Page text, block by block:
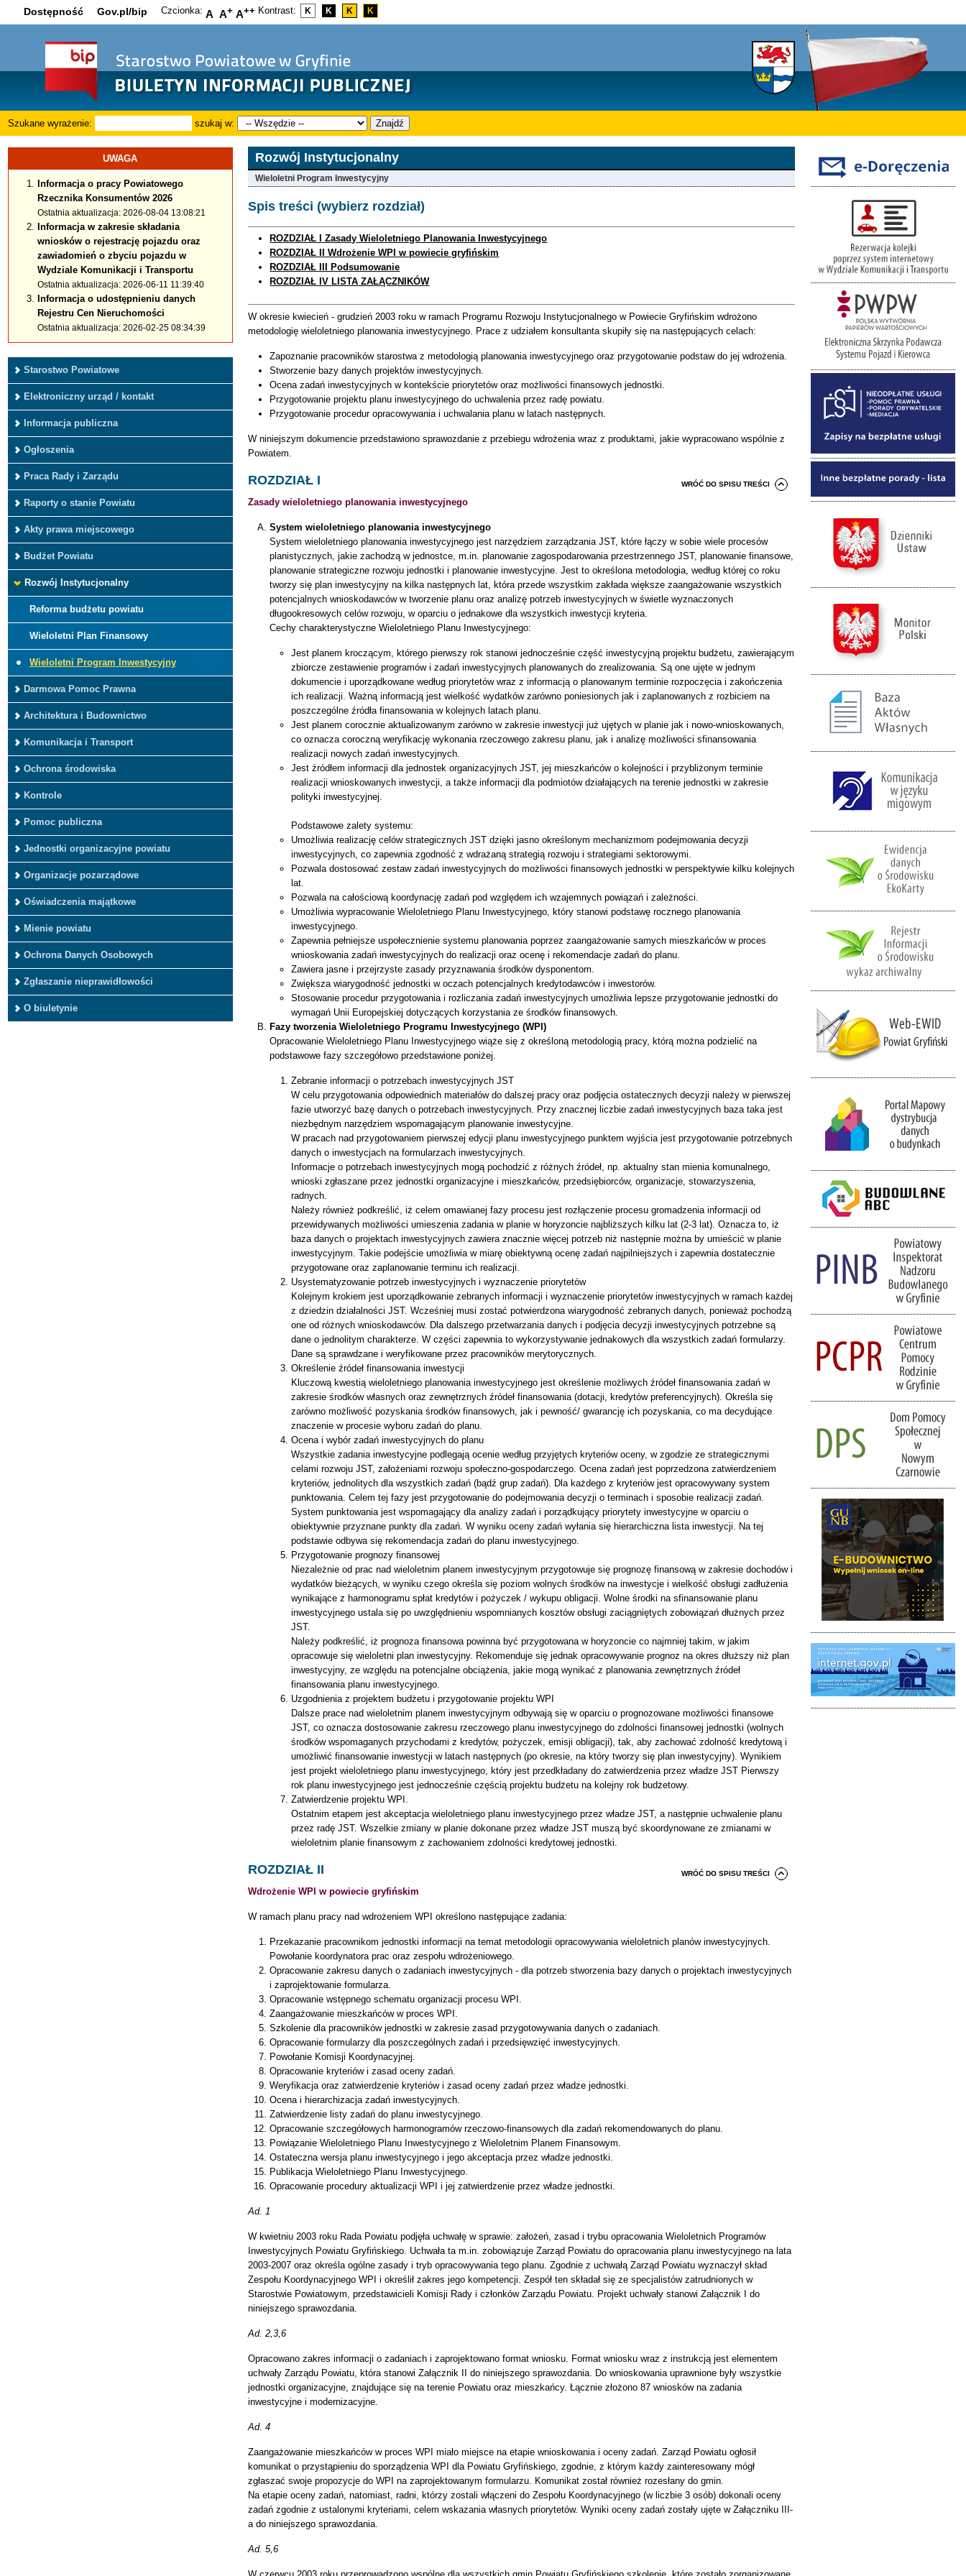
Dostępność Gov.pl/bip Czcionka: A A+ A++ Kontrast: K K K K
Szukane wyrażenie: szukaj w: Znajdź
UWAGA
Informacja o pracy Powiatowego
Rzecznika Konsumentów 2026
Ostatnia aktualizacja: 2026-08-04 13:08:21
Informacja w zakresie składania
wniosków o rejestrację pojazdu oraz
zawiadomień o zbyciu pojazdu w
Wydziale Komunikacji i Transportu
Ostatnia aktualizacja: 2026-06-11 11:39:40
Informacja o udostępnieniu danych
Rejestru Cen Nieruchomości
Ostatnia aktualizacja: 2026-02-25 08:34:39
Starostwo Powiatowe
Elektroniczny urząd / kontakt
Informacja publiczna
Ogłoszenia
Praca Rady i Zarządu
Raporty o stanie Powiatu
Akty prawa miejscowego
Budżet Powiatu
Rozwój Instytucjonalny
Reforma budżetu powiatu
Wieloletni Plan Finansowy
Wieloletni Program Inwestycyjny
Darmowa Pomoc Prawna
Architektura i Budownictwo
Komunikacja i Transport
Ochrona środowiska
Kontrole
Pomoc publiczna
Jednostki organizacyjne powiatu
Organizacje pozarządowe
Oświadczenia majątkowe
Mienie powiatu
Ochrona Danych Osobowych
Zgłaszanie nieprawidłowości
O biuletynie
Rozwój Instytucjonalny
Wieloletni Program Inwestycyjny
Spis treści (wybierz rozdział)
ROZDZIAŁ I Zasady Wieloletniego Planowania Inwestycyjnego
ROZDZIAŁ II Wdrożenie WPI w powiecie gryfińskim
ROZDZIAŁ III Podsumowanie
ROZDZIAŁ IV LISTA ZAŁĄCZNIKÓW
W okresie kwiecień - grudzień 2003 roku w ramach Programu Rozwoju Instytucjonalnego w Powiecie Gryfińskim wdrożono
metodologię wieloletniego planowania inwestycyjnego. Prace z udziałem konsultanta skupiły się na następujących celach:
Zapoznanie pracowników starostwa z metodologią planowania inwestycyjnego oraz przygotowanie podstaw do jej wdrożenia.
Stworzenie bazy danych projektów inwestycyjnych.
Ocena zadań inwestycyjnych w kontekście priorytetów oraz możliwości finansowych jednostki.
Przygotowanie projektu planu inwestycyjnego do uchwalenia przez radę powiatu.
Przygotowanie procedur opracowywania i uchwalania planu w latach następnych.
W niniejszym dokumencie przedstawiono sprawozdanie z przebiegu wdrożenia wraz z produktami, jakie wypracowano wspólnie z
Powiatem.
WRÓĆ DO SPISU TREŚCI
ROZDZIAŁ I
Zasady wieloletniego planowania inwestycyjnego
System wieloletniego planowania inwestycyjnego
System wieloletniego planowania inwestycyjnego jest narzędziem zarządzania JST, które łączy w sobie wiele procesów
planistycznych, jakie zachodzą w jednostce, m.in. planowanie zagospodarowania przestrzennego JST, planowanie finansowe,
planowanie strategiczne rozwoju jednostki i planowanie inwestycyjne. Jest to określona metodologia, według której co roku
tworzy się plan inwestycyjny na kilka następnych lat, która przede wszystkim zakłada większe zaangażowanie wszystkich
potencjalnych wnioskodawców w tworzenie planu oraz analizę potrzeb inwestycyjnych w świetle wyznaczonych
długookresowych celów rozwoju, w oparciu o jednakowe dla wszystkich inwestycji kryteria.
Cechy charakterystyczne Wieloletniego Planu Inwestycyjnego:
Jest planem kroczącym, którego pierwszy rok stanowi jednocześnie część inwestycyjną projektu budżetu, zawierającym
zbiorcze zestawienie programów i zadań inwestycyjnych planowanych do zrealizowania. Są one ujęte w jednym
dokumencie i uporządkowane według priorytetów wraz z informacją o planowanym terminie rozpoczęcia i zakończenia
ich realizacji. Ważną informacją jest wielkość wydatków zarówno poniesionych jak i zaplanowanych z rozbiciem na
poszczególne źródła finansowania w kolejnych latach planu.
Jest planem corocznie aktualizowanym zarówno w zakresie inwestycji już ujętych w planie jak i nowo-wnioskowanych,
co oznacza coroczną weryfikację wykonania rzeczowego zakresu planu, jak i analizę możliwości sfinansowania
realizacji nowych zadań inwestycyjnych.
Jest źródłem informacji dla jednostek organizacyjnych JST, jej mieszkańców o kolejności i przybliżonym terminie
realizacji wnioskowanych inwestycji, a także informacji dla podmiotów działających na terenie jednostki w zakresie
polityki inwestycyjnej.
Podstawowe zalety systemu:
Umożliwia realizację celów strategicznych JST dzięki jasno określonym mechanizmom podejmowania decyzji
inwestycyjnych, co zapewnia zgodność z wdrażaną strategią rozwoju i strategiami sektorowymi.
Pozwala dostosować zestaw zadań inwestycyjnych do możliwości finansowych jednostki w perspektywie kilku kolejnych
lat.
Pozwala na całościową koordynację zadań pod względem ich wzajemnych powiązań i zależności.
Umożliwia wypracowanie Wieloletniego Planu Inwestycyjnego, który stanowi podstawę rocznego planowania
inwestycyjnego.
Zapewnia pełniejsze uspołecznienie systemu planowania poprzez zaangażowanie samych mieszkańców w proces
wnioskowania zadań inwestycyjnych do realizacji oraz ocenę i rekomendacje zadań do planu.
Zawiera jasne i przejrzyste zasady przyznawania środków dysponentom.
Zwiększa wiarygodność jednostki w oczach potencjalnych kredytodawców i inwestorów.
Stosowanie procedur przygotowania i rozliczania zadań inwestycyjnych umożliwia lepsze przygotowanie jednostki do
wymagań Unii Europejskiej dotyczących korzystania ze środków finansowych.
Fazy tworzenia Wieloletniego Programu Inwestycyjnego (WPI)
Opracowanie Wieloletniego Planu Inwestycyjnego wiąże się z określoną metodologią pracy, którą można podzielić na
podstawowe fazy szczegółowo przedstawione poniżej.
Zebranie informacji o potrzebach inwestycyjnych JST
W celu przygotowania odpowiednich materiałów do dalszej pracy oraz podjęcia ostatecznych decyzji należy w pierwszej
fazie utworzyć bazę danych o potrzebach inwestycyjnych. Przy znacznej liczbie zadań inwestycyjnych baza taka jest
niezbędnym narzędziem wspomagającym planowanie inwestycyjne.
W pracach nad przygotowaniem pierwszej edycji planu inwestycyjnego punktem wyjścia jest przygotowanie potrzebnych
danych o inwestycjach na formularzach inwestycyjnych.
Informacje o potrzebach inwestycyjnych mogą pochodzić z różnych źródeł, np. aktualny stan mienia komunalnego,
wnioski zgłaszane przez jednostki organizacyjne i mieszkańców, przedsiębiorców, organizacje, stowarzyszenia,
radnych.
Należy również podkreślić, iż celem omawianej fazy procesu jest rozłączenie procesu gromadzenia informacji od
przewidywanych możliwości umieszenia zadania w planie w horyzoncie najbliższych kilku lat (2-3 lat). Oznacza to, iż
baza danych o projektach inwestycyjnych zawiera znacznie więcej potrzeb niż następnie można by umieścić w planie
inwestycyjnym. Takie podejście umożliwia w miarę obiektywną ocenę zadań najpilniejszych i zapewnia dostatecznie
przygotowane oraz zaplanowanie terminu ich realizacji.
Usystematyzowanie potrzeb inwestycyjnych i wyznaczenie priorytetów
Kolejnym krokiem jest uporządkowanie zebranych informacji i wyznaczenie priorytetów inwestycyjnych w ramach każdej
z dziedzin działalności JST. Wcześniej musi zostać potwierdzona wiarygodność zebranych danych, ponieważ pochodzą
one od różnych wnioskodawców. Dla dalszego przetwarzania danych i podjęcia decyzji inwestycyjnych potrzebne są
dane o jednolitym charakterze. W części zapewnia to wykorzystywanie jednakowych dla wszystkich zadań formularzy.
Dane są sprawdzane i weryfikowane przez pracowników merytorycznych.
Określenie źródeł finansowania inwestycji
Kluczową kwestią wieloletniego planowania inwestycyjnego jest określenie możliwych źródeł finansowania zadań w
zakresie środków własnych oraz zewnętrznych źródeł finansowania (dotacji, kredytów preferencyjnych). Określa się
zarówno możliwość pozyskania środków finansowych, jak i pewność/ gwarancję ich pozyskania, co ma decydujące
znaczenie w procesie wyboru zadań do planu.
Ocena i wybór zadań inwestycyjnych do planu
Wszystkie zadania inwestycyjne podlegają ocenie według przyjętych kryteriów oceny, w zgodzie ze strategicznymi
celami rozwoju JST, założeniami rozwoju społeczno-gospodarczego. Ocena zadań jest poprzedzona zatwierdzeniem
kryteriów, jednolitych dla wszystkich zadań (bądź grup zadań). Dla każdego z kryteriów jest opracowywany system
punktowania. Celem tej fazy jest przygotowanie do podejmowania decyzji o terminach i sposobie realizacji zadań.
System punktowania jest wspomagający dla analizy zadań i porządkujący priorytety inwestycyjne w oparciu o
obiektywnie przyznane punkty dla zadań. W wyniku oceny zadań wyłania się hierarchiczna lista inwestycji. Na tej
podstawie odbywa się rekomendacja zadań do planu inwestycyjnego.
Przygotowanie prognozy finansowej
Niezależnie od prac nad wieloletnim planem inwestycyjnym przygotowuje się prognozę finansową w zakresie dochodów i
wydatków bieżących, w wyniku czego określa się poziom wolnych środków na inwestycje i wielkość obsługi zadłużenia
wynikające z harmonogramu spłat kredytów i pożyczek / wykupu obligacji. Wolne środki na sfinansowanie planu
inwestycyjnego ustala się po uwzględnieniu wspomnianych kosztów obsługi zaciągniętych zobowiązań dłużnych przez
JST.
Należy podkreślić, iż prognoza finansowa powinna być przygotowana w horyzoncie co najmniej takim, w jakim
opracowuje się wieloletni plan inwestycyjny. Rekomenduje się jednak opracowywanie prognoz na okres dłuższy niż plan
inwestycyjny, ze względu na potencjalne obciążenia, jakie mogą wynikać z planowania zewnętrznych źródeł
finansowania planu inwestycyjnego.
Uzgodnienia z projektem budżetu i przygotowanie projektu WPI
Dalsze prace nad wieloletnim planem inwestycyjnym odbywają się w oparciu o prognozowane możliwości finansowe
JST, co oznacza dostosowanie zakresu rzeczowego planu inwestycyjnego do zdolności finansowej jednostki (wolnych
środków wspomaganych przychodami z kredytów, pożyczek, emisji obligacji), tak, aby zachować zdolność kredytową i
umożliwić finansowanie inwestycji w latach następnych (po okresie, na który tworzy się plan inwestycyjny). Wynikiem
jest projekt wieloletniego planu inwestycyjnego, który jest przedkładany do zatwierdzenia przez władze JST Pierwszy
rok planu inwestycyjnego jest jednocześnie częścią projektu budżetu na kolejny rok budżetowy.
Zatwierdzenie projektu WPI.
Ostatnim etapem jest akceptacja wieloletniego planu inwestycyjnego przez władze JST, a następnie uchwalenie planu
przez radę JST. Wszelkie zmiany w planie dokonane przez władze JST muszą być skoordynowane ze zmianami w
wieloletnim planie finansowym z zachowaniem zdolności kredytowej jednostki.
WRÓĆ DO SPISU TREŚCI
ROZDZIAŁ II
Wdrożenie WPI w powiecie gryfińskim
W ramach planu pracy nad wdrożeniem WPI określono następujące zadania:
Przekazanie pracownikom jednostki informacji na temat metodologii opracowywania wieloletnich planów inwestycyjnych.
Powołanie koordynatora prac oraz zespołu wdrożeniowego.
Opracowanie zakresu danych o zadaniach inwestycyjnych - dla potrzeb stworzenia bazy danych o projektach inwestycyjnych
i zaprojektowanie formularza.
Opracowanie wstępnego schematu organizacji procesu WPI.
Zaangażowanie mieszkańców w proces WPI.
Szkolenie dla pracowników jednostki w zakresie zasad przygotowywania danych o zadaniach.
Opracowanie formularzy dla poszczególnych zadań i przedsięwzięć inwestycyjnych.
Powołanie Komisji Koordynacyjnej.
Opracowanie kryteriów i zasad oceny zadań.
Weryfikacja oraz zatwierdzenie kryteriów i zasad oceny zadań przez władze jednostki.
Ocena i hierarchizacja zadań inwestycyjnych.
Zatwierdzenie listy zadań do planu inwestycyjnego.
Opracowanie szczegółowych harmonogramów rzeczowo-finansowych dla zadań rekomendowanych do planu.
Powiązanie Wieloletniego Planu Inwestycyjnego z Wieloletnim Planem Finansowym.
Ostateczna wersja planu inwestycyjnego i jego akceptacja przez władze jednostki.
Publikacja Wieloletniego Planu Inwestycyjnego.
Opracowanie procedury aktualizacji WPI i jej zatwierdzenie przez władze jednostki.
Ad. 1
W kwietniu 2003 roku Rada Powiatu podjęła uchwałę w sprawie: założeń, zasad i trybu opracowania Wieloletnich Programów
Inwestycyjnych Powiatu Gryfińskiego. Uchwała ta m.in. zobowiązuje Zarząd Powiatu do opracowania planu inwestycyjnego na lata
2003-2007 oraz określa ogólne zasady i tryb opracowywania tego planu. Zgodnie z uchwałą Zarząd Powiatu wyznaczył skład
Zespołu Koordynacyjnego WPI i określił zakres jego kompetencji. Zespół ten składał się ze specjalistów zatrudnionych w
Starostwie Powiatowym, przedstawicieli Komisji Rady i członków Zarządu Powiatu. Projekt uchwały stanowi Załącznik I do
niniejszego sprawozdania.
Ad. 2,3,6
Opracowano zakres informacji o zadaniach i zaprojektowano format wniosku. Format wniosku wraz z instrukcją jest elementem
uchwały Zarządu Powiatu, która stanowi Załącznik II do niniejszego sprawozdania. Do wnioskowania uprawnione były wszystkie
jednostki organizacyjne, znajdujące się na terenie Powiatu oraz mieszkańcy. Łącznie złożono 87 wniosków na zadania
inwestycyjne i modernizacyjne.
Ad. 4
Zaangażowanie mieszkańców w proces WPI miało miejsce na etapie wnioskowania i oceny zadań. Zarząd Powiatu ogłosił
komunikat o przystąpieniu do sporządzenia WPI dla Powiatu Gryfińskiego, zgodnie, z którym każdy zainteresowany mógł
zgłaszać swoje propozycje do WPI na zaprojektowanym formularzu. Komunikat został również rozesłany do gmin.
Na etapie oceny zadań, natomiast, radni, którzy zostali włączeni do Zespołu Koordynacyjnego (w liczbie 3 osób) dokonali oceny
zadań zgodnie z ustalonymi kryteriami, celem wskazania własnych priorytetów. Wyniki oceny zadań zostały ujęte w Załączniku III-
a do niniejszego sprawozdania.
Ad. 5,6